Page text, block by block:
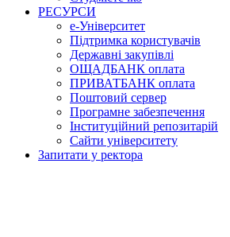
РЕСУРСИ
е-Університет
Підтримка користувачів
Державні закупівлі
ОЩАДБАНК оплата
ПРИВАТБАНК оплата
Поштовий сервер
Програмне забезпечення
Інституційний репозитарій
Сайти університету
Запитати у ректора